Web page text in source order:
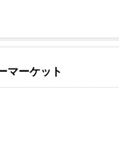
マーケット